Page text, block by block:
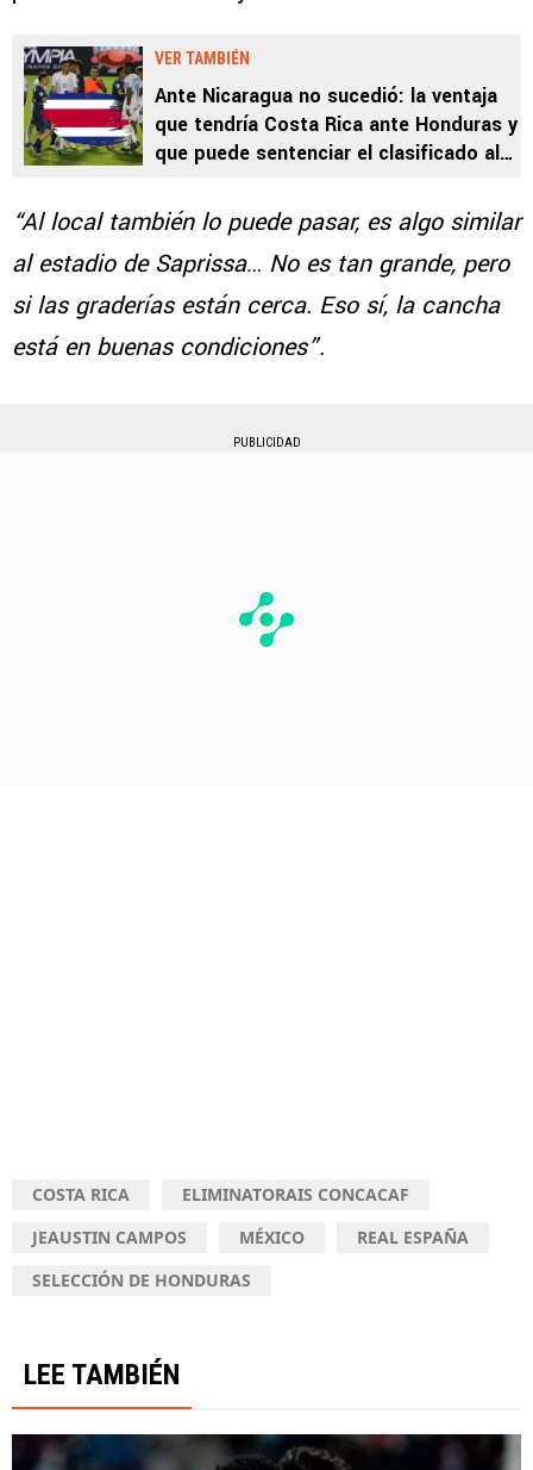
VER TAMBIÉN
Ante Nicaragua no sucedió: la ventaja
que tendría Costa Rica ante Honduras y
que puede sentenciar el clasificado al
“Al local también lo puede pasar, es algo similar
al estadio de Saprissa… No es tan grande, pero
si las graderías están cerca. Eso sí, la cancha
está en buenas condiciones”.
PUBLICIDAD
COSTA RICA
ELIMINATORAIS CONCACAF
JEAUSTIN CAMPOS
MÉXICO
REAL ESPAÑA
SELECCIÓN DE HONDURAS
LEE TAMBIÉN